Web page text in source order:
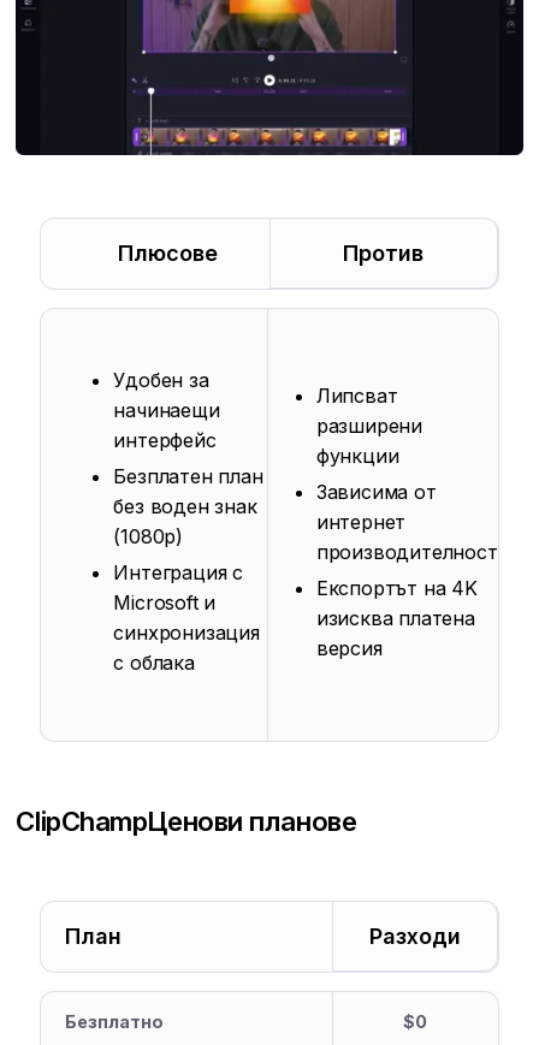
Плюсове Против
Удобен за
начинаещи
интерфейс
Безплатен план
без воден знак
(1080p)
Интеграция с
Microsoft и
синхронизация
с облака
Липсват
разширени
функции
Зависима от
интернет
производителност
Експортът на 4K
изисква платена
версия
ClipChampЦенови планове
План Разходи
Безплатно $0